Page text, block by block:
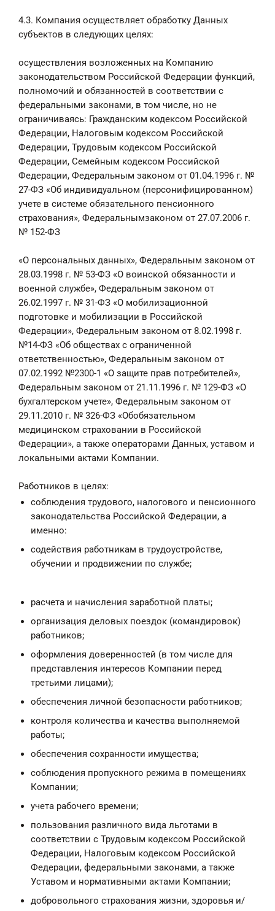
4.3. Компания осуществляет обработку Данных
субъектов в следующих целях:
осуществления возложенных на Компанию
законодательством Российской Федерации функций,
полномочий и обязанностей в соответствии с
федеральными законами, в том числе, но не
ограничиваясь: Гражданским кодексом Российской
Федерации, Налоговым кодексом Российской
Федерации, Трудовым кодексом Российской
Федерации, Семейным кодексом Российской
Федерации, Федеральным законом от 01.04.1996 г. №
27-ФЗ «Об индивидуальном (персонифицированном)
учете в системе обязательного пенсионного
страхования», Федеральнымзаконом от 27.07.2006 г.
№ 152-ФЗ
«О персональных данных», Федеральным законом от
28.03.1998 г. № 53-ФЗ «О воинской обязанности и
военной службе», Федеральным законом от
26.02.1997 г. № 31-ФЗ «О мобилизационной
подготовке и мобилизации в Российской
Федерации», Федеральным законом от 8.02.1998 г.
№14-ФЗ «Об обществах с ограниченной
ответственностью», Федеральным законом от
07.02.1992 №2300-1 «О защите прав потребителей»,
Федеральным законом от 21.11.1996 г. № 129-ФЗ «О
бухгалтерском учете», Федеральным законом от
29.11.2010 г. № 326-ФЗ «Обобязательном
медицинском страховании в Российской
Федерации», а также операторами Данных, уставом и
локальными актами Компании.
Работников в целях:
соблюдения трудового, налогового и пенсионного
законодательства Российской Федерации, а
именно:
содействия работникам в трудоустройстве,
обучении и продвижении по службе;
расчета и начисления заработной платы;
организация деловых поездок (командировок)
работников;
оформления доверенностей (в том числе для
представления интересов Компании перед
третьими лицами);
обеспечения личной безопасности работников;
контроля количества и качества выполняемой
работы;
обеспечения сохранности имущества;
соблюдения пропускного режима в помещениях
Компании;
учета рабочего времени;
пользования различного вида льготами в
соответствии с Трудовым кодексом Российской
Федерации, Налоговым кодексом Российской
Федерации, федеральными законами, а также
Уставом и нормативными актами Компании;
добровольного страхования жизни, здоровья и/